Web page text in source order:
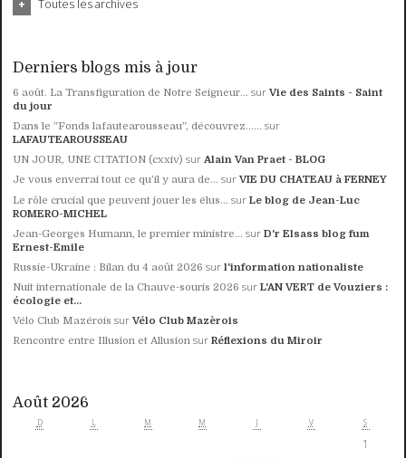
Toutes les archives
Derniers blogs mis à jour
6 août. La Transfiguration de Notre Seigneur... surVie des Saints - Saint
du jour
Dans le ”Fonds lafautearousseau”, découvrez...... sur
LAFAUTEAROUSSEAU
UN JOUR, UNE CITATION (cxxiv) surAlain Van Praet - BLOG
Je vous enverrai tout ce qu’il y aura de... surVIE DU CHATEAU à FERNEY
Le rôle crucial que peuvent jouer les élus... surLe blog de Jean-Luc
ROMERO-MICHEL
Jean-Georges Humann, le premier ministre... surD'r Elsass blog fum
Ernest-Emile
Russie-Ukraine : Bilan du 4 août 2026 surl'information nationaliste
Nuit internationale de la Chauve-souris 2026 surL'AN VERT de Vouziers :
écologie et...
Vélo Club Mazérois surVélo Club Mazèrois
Rencontre entre Illusion et Allusion surRéflexions du Miroir
Août 2026
D L M M J V S
1